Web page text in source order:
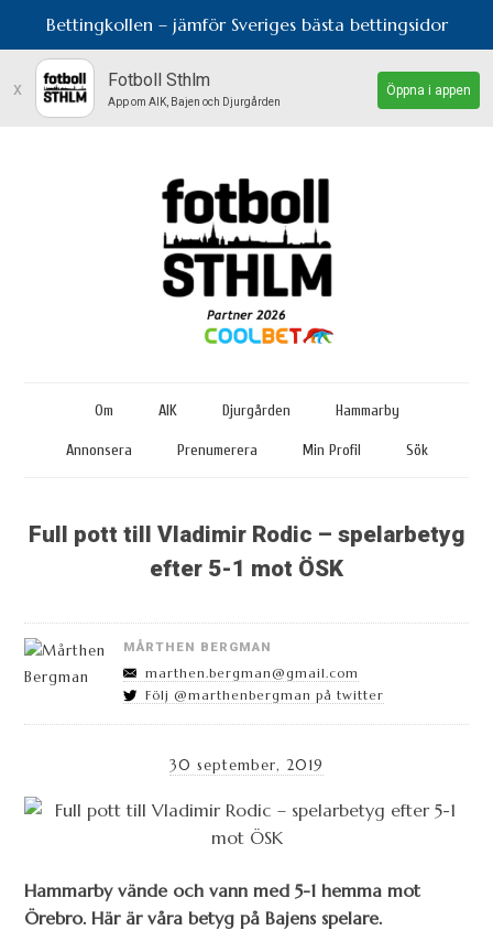
Bettingkollen – jämför Sveriges bästa bettingsidor
x Fotboll Sthlm
App om AIK, Bajen och Djurgården
Öppna i appen
Om AIK Djurgården Hammarby
Annonsera Prenumerera Min Profil Sök
Full pott till Vladimir Rodic – spelarbetyg
efter 5-1 mot ÖSK
MÅRTHEN BERGMAN
marthen.bergman@gmail.com
Följ @marthenbergman på twitter
30 september, 2019
Hammarby vände och vann med 5-1 hemma mot
Örebro. Här är våra betyg på Bajens spelare.